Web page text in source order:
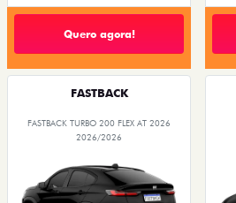
Quero agora!
FASTBACK
FASTBACK TURBO 200 FLEX AT 2026
2026/2026